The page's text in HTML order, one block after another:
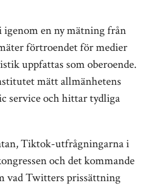
en ny mätning från
förtroendet för medier
uppfattas som oberoende.
mätt allmänhetens
service och hittar tydliga
Tiktok-utfrågningarna i
och det kommande
vad Twitters prissättning